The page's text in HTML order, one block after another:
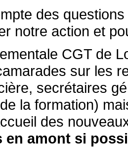
des
notre action et
CGT de
sur les
secrétaires
la formation)
des
en amont si